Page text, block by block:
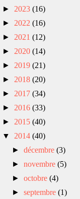
► 2023 (16)
► 2022 (16)
► 2021 (12)
► 2020 (14)
► 2019 (21)
► 2018 (20)
► 2017 (34)
► 2016 (33)
► 2015 (40)
▼ 2014 (40)
►décembre(3)
►novembre(5)
►octobre(4)
►septembre(1)